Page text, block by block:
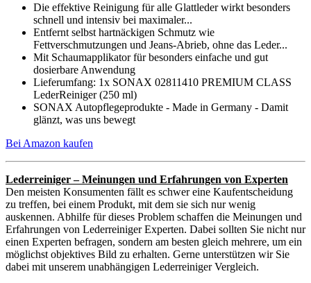
Die effektive Reinigung für alle Glattleder wirkt besonders
schnell und intensiv bei maximaler...
Entfernt selbst hartnäckigen Schmutz wie
Fettverschmutzungen und Jeans-Abrieb, ohne das Leder...
Mit Schaumapplikator für besonders einfache und gut
dosierbare Anwendung
Lieferumfang: 1x SONAX 02811410 PREMIUM CLASS
LederReiniger (250 ml)
SONAX Autopflegeprodukte - Made in Germany - Damit
glänzt, was uns bewegt
Bei Amazon kaufen
Lederreiniger – Meinungen und Erfahrungen von Experten
Den meisten Konsumenten fällt es schwer eine Kaufentscheidung
zu treffen, bei einem Produkt, mit dem sie sich nur wenig
auskennen. Abhilfe für dieses Problem schaffen die Meinungen und
Erfahrungen von Lederreiniger Experten. Dabei sollten Sie nicht nur
einen Experten befragen, sondern am besten gleich mehrere, um ein
möglichst objektives Bild zu erhalten. Gerne unterstützen wir Sie
dabei mit unserem unabhängigen Lederreiniger Vergleich.